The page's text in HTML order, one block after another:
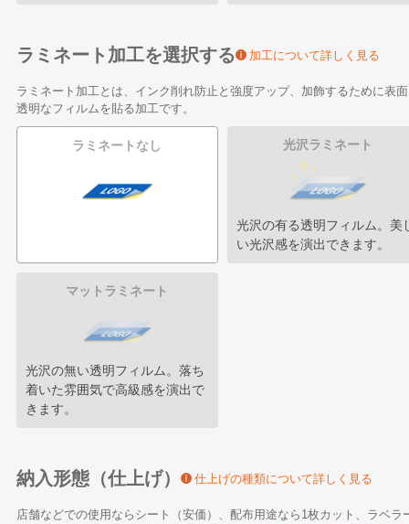
ラミネート加工を選択する 加工について詳しく見る
ラミネート加工とは、インク削れ防止と強度アップ、加飾するために表
透明なフィルムを貼る加工です。
ラミネートなし 光沢ラミネート
光沢の有る透明フィルム。美
い光沢感を演出できます。
マットラミネート
光沢の無い透明フィルム。落ち
着いた雰囲気で高級感を演出で
きます。
納入形態（仕上げ） 仕上げの種類について詳しく見る
店舗などでの使用ならシート（安価）、配布用途なら1枚カット、ラベラ